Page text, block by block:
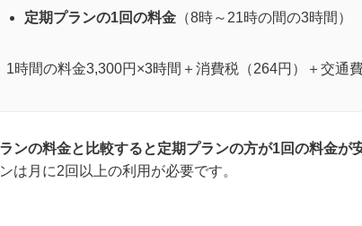
定期プランの1回の料金 （8時～21時の間の3時間）
1時間の料金3,300円×3時間＋消費税（264円）＋交通
ンの料金と比較すると定期プランの方が1回の料金が
は月に2回以上の利用が必要です。